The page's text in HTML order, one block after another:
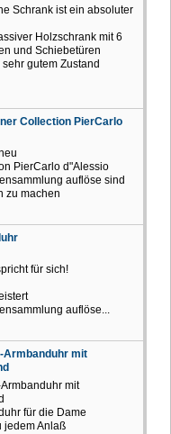
Schrank ist ein absoluter
Holzschrank mit 6
und Schiebetüren
gutem Zustand
Collection PierCarlo
PierCarlo d"Alessio
auflöse sind
zu machen
für sich!
auflöse...
Armbanduhr mit
mit
für die Dame
jedem Anlaß